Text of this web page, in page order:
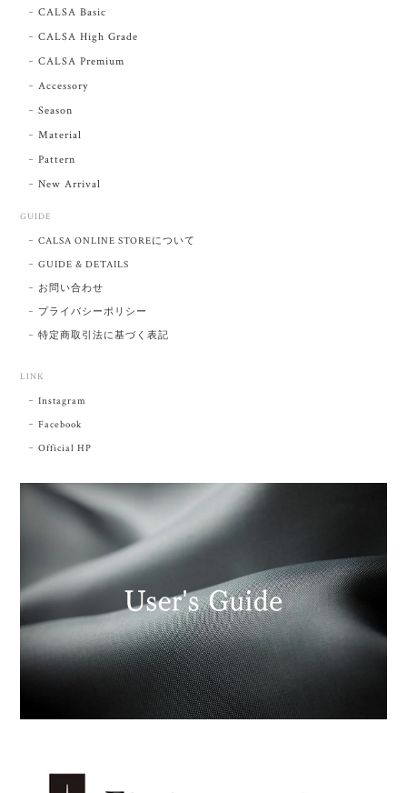
CALSA Basic
CALSA High Grade
CALSA Premium
Accessory
Season
Material
Pattern
New Arrival
GUIDE
CALSA ONLINE STOREについて
GUIDE & DETAILS
お問い合わせ
プライバシーポリシー
特定商取引法に基づく表記
LINK
Instagram
Facebook
Official HP